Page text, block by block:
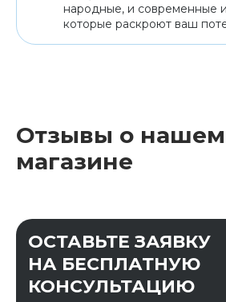
народные, и современные
которые раскроют ваш
Отзывы о нашем
магазине
ОСТАВЬТЕ ЗАЯВКУ
НА БЕСПЛАТНУЮ
КОНСУЛЬТАЦИЮ